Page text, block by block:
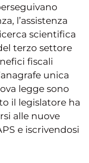
l’assistenza
scientifica
terzo settore
fiscali
unica
legge sono
il legislatore ha
alle nuove
e iscrivendosi